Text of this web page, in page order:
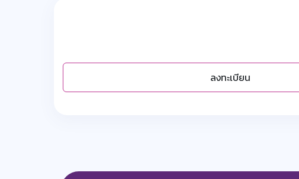
ลงทะเบียน